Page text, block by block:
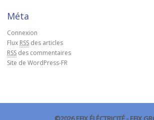
Méta
Connexion
Flux RSS des articles
RSS des commentaires
Site de WordPress-FR